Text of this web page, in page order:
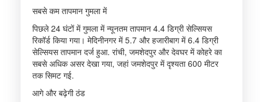
सबसे कम तापमान गुमला में
पिछले 24 घंटों में गुमला में न्यूनतम तापमान 4.4 डिग्री सेल्सियस
रिकॉर्ड किया गया। मेदिनीनगर में 5.7 और हजारीबाग में 6.4 डिग्री
सेल्सियस तापमान दर्ज हुआ. रांची, जमशेदपुर और देवघर में कोहरे का
सबसे अधिक असर देखा गया, जहां जमशेदपुर में दृश्यता 600 मीटर
तक सिमट गई.
आगे और बढ़ेगी ठंड